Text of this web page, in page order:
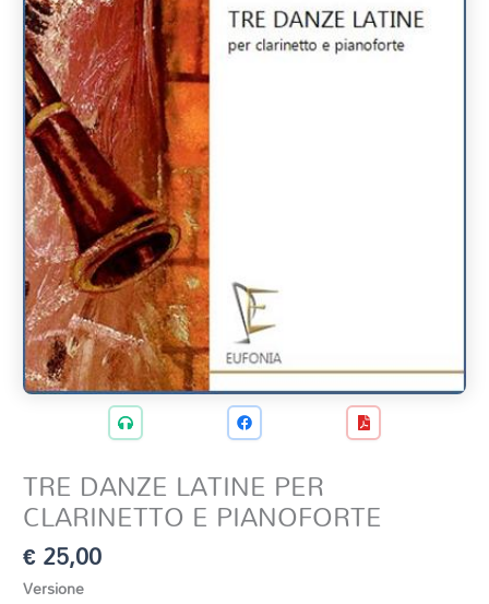
TRE DANZE LATINE PER
CLARINETTO E PIANOFORTE
€25,00
Versione